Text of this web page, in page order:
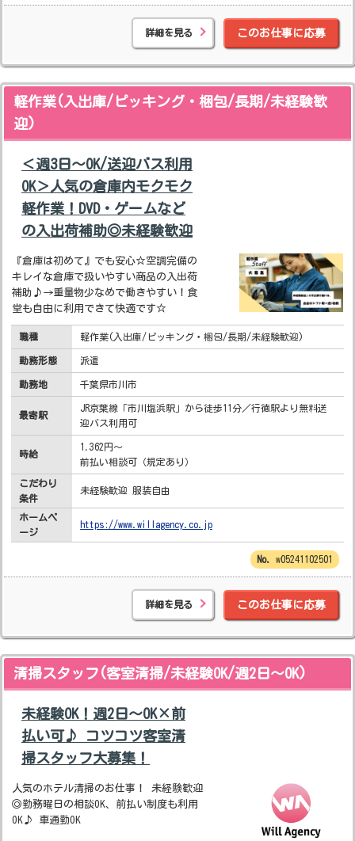
詳細を見る このお仕事に応募
軽作業(入出庫/ピッキング・梱包/長期/未経験歓
迎)
＜週3日～OK/送迎バス利用
OK＞人気の倉庫内モクモク
軽作業！DVD・ゲームなど
の入出荷補助◎未経験歓迎
『倉庫は初めて』でも安心☆空調完備の
キレイな倉庫で扱いやすい商品の入出荷
補助♪→重量物少なめで働きやすい！食
堂も自由に利用できて快適です☆
職種 軽作業(入出庫/ピッキング・梱包/長期/未経験歓迎)
勤務形態 派遣
勤務地 千葉県市川市
最寄駅
JR京葉線「市川塩浜駅」から徒歩11分／行徳駅より無料送
迎バス利用可
時給
1,362円～
前払い相談可（規定あり）
こだわり
条件
未経験歓迎 服装自由
ホームペ
ージ
https://www.willagency.co.jp
w05241102501
詳細を見る このお仕事に応募
清掃スタッフ(客室清掃/未経験OK/週2日～OK)
未経験OK！週2日～OK×前
払い可♪ コツコツ客室清
掃スタッフ大募集！
人気のホテル清掃のお仕事！ 未経験歓迎
◎勤務曜日の相談OK、前払い制度も利用
OK♪ 車通勤OK